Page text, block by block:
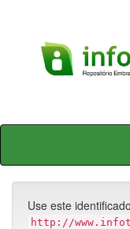
Skip
Use este
http://